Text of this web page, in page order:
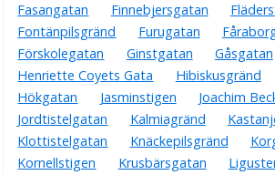
Fasangatan
Finnebjersgatan
Fontänpilsgränd
Furugatan
Förskolegatan
Ginstgatan Gåsgatan
Henriette Coyets Gata
Hibiskusgränd
Hökgatan
Jasminstigen
Joachim
Jordtistelgatan
Kalmiagränd
Klottistelgatan
Knäckepilsgränd
Kornellstigen
Krusbärsgatan